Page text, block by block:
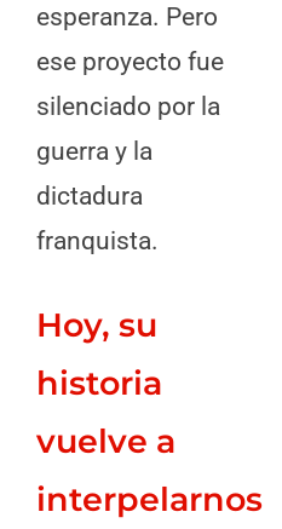
esperanza. Pero
ese proyecto fue
silenciado por la
guerra y la
dictadura
franquista.
Hoy, su
historia
vuelve a
interpelarnos